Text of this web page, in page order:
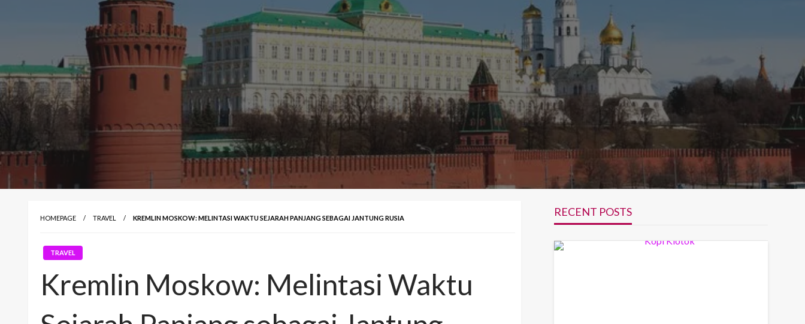
HOMEPAGE TRAVEL KREMLIN MOSKOW: MELINTASI WAKTU SEJARAH PANJANG SEBAGAI JANTUNG RUSIA
TRAVEL
Kremlin Moskow: Melintasi Waktu
RECENT POSTS